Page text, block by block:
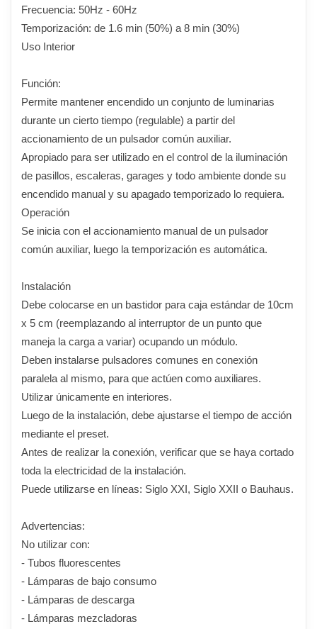
Frecuencia: 50Hz - 60Hz
Temporización: de 1.6 min (50%) a 8 min (30%)
Uso Interior
Función:
Permite mantener encendido un conjunto de luminarias
durante un cierto tiempo (regulable) a partir del
accionamiento de un pulsador común auxiliar.
Apropiado para ser utilizado en el control de la iluminación
de pasillos, escaleras, garages y todo ambiente donde su
encendido manual y su apagado temporizado lo requiera.
Operación
Se inicia con el accionamiento manual de un pulsador
común auxiliar, luego la temporización es automática.
Instalación
Debe colocarse en un bastidor para caja estándar de 10cm
x 5 cm (reemplazando al interruptor de un punto que
maneja la carga a variar) ocupando un módulo.
Deben instalarse pulsadores comunes en conexión
paralela al mismo, para que actúen como auxiliares.
Utilizar únicamente en interiores.
Luego de la instalación, debe ajustarse el tiempo de acción
mediante el preset.
Antes de realizar la conexión, verificar que se haya cortado
toda la electricidad de la instalación.
Puede utilizarse en líneas: Siglo XXI, Siglo XXII o Bauhaus.
Advertencias:
No utilizar con:
- Tubos fluorescentes
- Lámparas de bajo consumo
- Lámparas de descarga
- Lámparas mezcladoras